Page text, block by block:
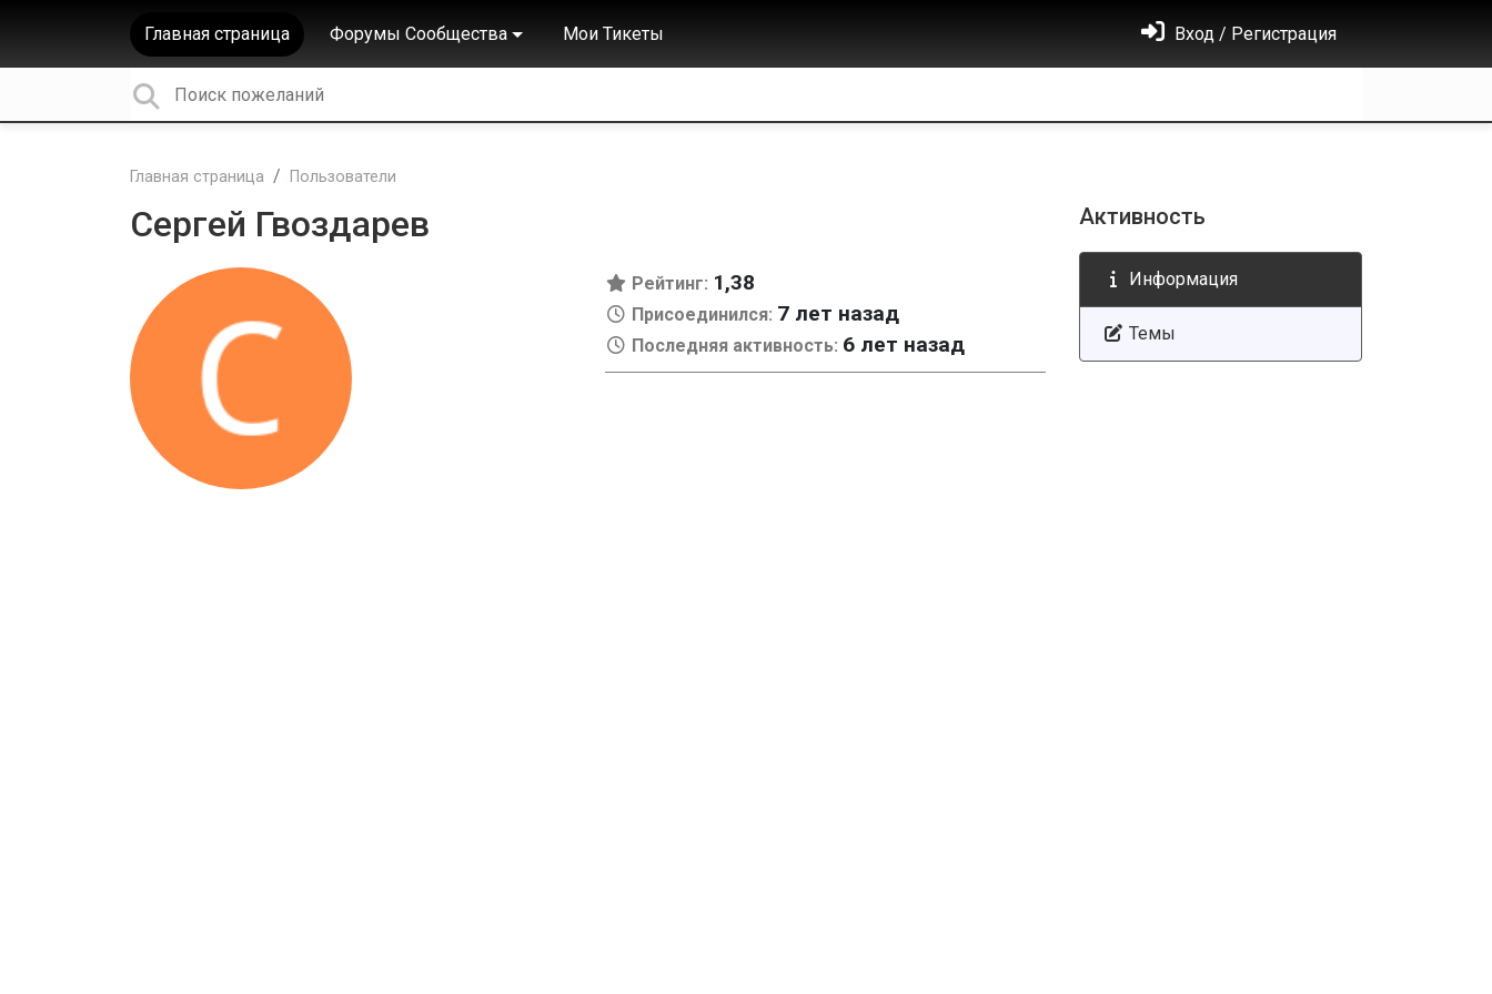
Главная страница Форумы Сообщества Мои Тикеты Вход / Регистрация
Главная страница Пользователи
Сергей Гвоздарев
Рейтинг: 1,38
Присоединился: 7 лет назад
Последняя активность: 6 лет назад
Активность
Информация
Темы